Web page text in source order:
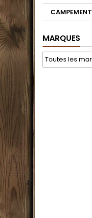
CAMPEMENT
MARQUES